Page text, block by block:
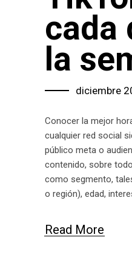
cada
la
diciembre
Conocer la mejor
cualquier red social
público meta o
contenido, sobre
como segmento,
o región), edad,
Read More